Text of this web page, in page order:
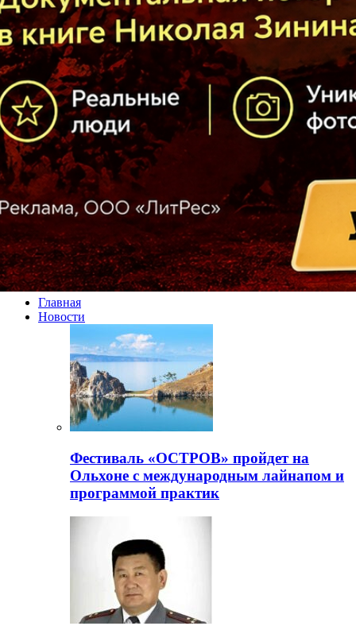
Главная
Новости
Фестиваль «ОСТРОВ» пройдет на
Ольхоне с международным лайнапом и
программой практик